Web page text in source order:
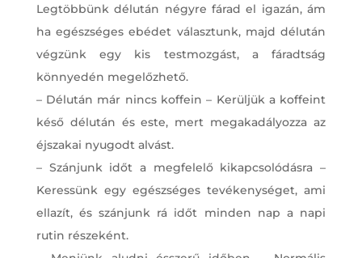
Legtöbbünk délután négyre fárad el igazán, ám
ha egészséges ebédet választunk, majd délután
végzünk egy kis testmozgást, a fáradtság
könnyedén megelőzhető.
– Délután már nincs koffein – Kerüljük a koffeint
késő délután és este, mert megakadályozza az
éjszakai nyugodt alvást.
– Szánjunk időt a megfelelő kikapcsolódásra –
Keressünk egy egészséges tevékenységet, ami
ellazít, és szánjunk rá időt minden nap a napi
rutin részeként.